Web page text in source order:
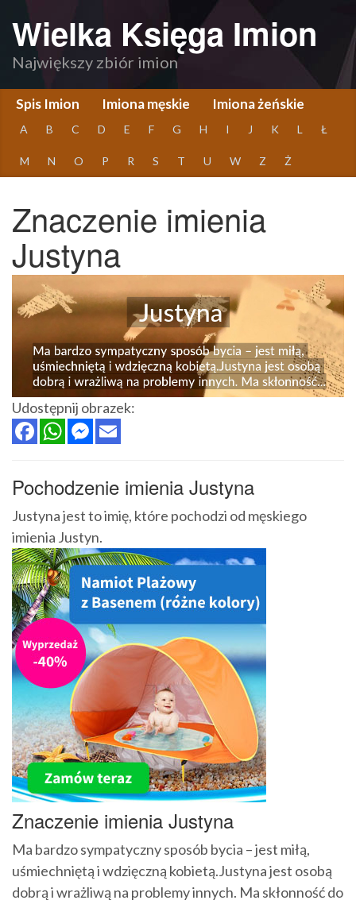
Wielka Księga Imion
Największy zbiór imion
Spis Imion Imiona męskie Imiona żeńskie
A B C D E F G H I J K L Ł
M N O P R S T U W Z Ż
Znaczenie imienia
Justyna
Udostępnij obrazek:
Pochodzenie imienia Justyna
Justyna jest to imię, które pochodzi od męskiego
imienia Justyn.
Znaczenie imienia Justyna
Ma bardzo sympatyczny sposób bycia – jest miłą,
uśmiechniętą i wdzięczną kobietą.Justyna jest osobą
dobrą i wrażliwą na problemy innych. Ma skłonność do